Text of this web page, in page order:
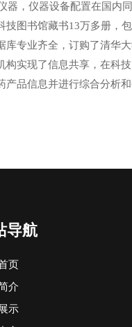
，仪器设备配置在国内
图书馆藏书13万多册，
专业齐全，订购了清华
构实现了信息共享，在科
品信息并进行综合分析
导航
页
介
示